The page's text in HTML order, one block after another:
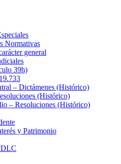
Normativas
general
39h)
– Dictámenes (Histórico)
(Histórico)
– Resoluciones (Histórico)
y Patrimonio